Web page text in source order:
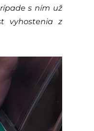
s ním už
vyhostenia z